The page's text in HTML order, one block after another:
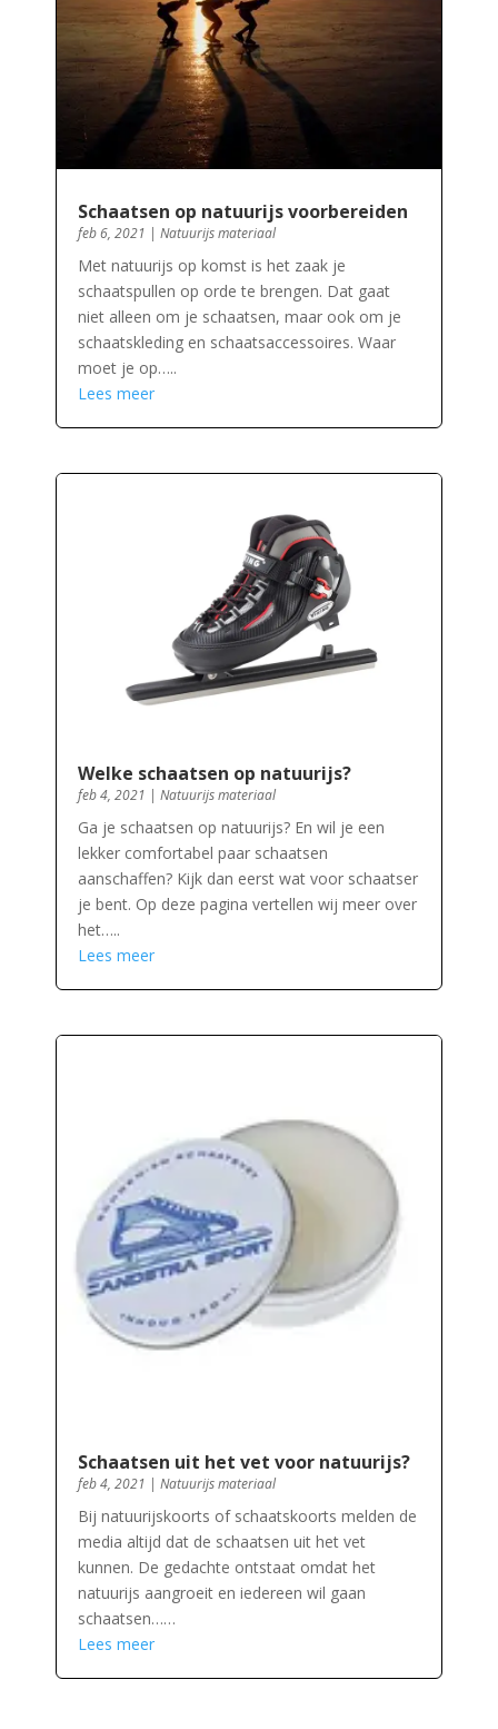
Schaatsen op natuurijs voorbereiden
feb 6, 2021 | Natuurijs materiaal
Met natuurijs op komst is het zaak je
schaatspullen op orde te brengen. Dat gaat
niet alleen om je schaatsen, maar ook om je
schaatskleding en schaatsaccessoires. Waar
moet je op…..
Lees meer
Welke schaatsen op natuurijs?
feb 4, 2021 | Natuurijs materiaal
Ga je schaatsen op natuurijs? En wil je een
lekker comfortabel paar schaatsen
aanschaffen? Kijk dan eerst wat voor schaatser
je bent. Op deze pagina vertellen wij meer over
het…..
Lees meer
Schaatsen uit het vet voor natuurijs?
feb 4, 2021 | Natuurijs materiaal
Bij natuurijskoorts of schaatskoorts melden de
media altijd dat de schaatsen uit het vet
kunnen. De gedachte ontstaat omdat het
natuurijs aangroeit en iedereen wil gaan
schaatsen……
Lees meer